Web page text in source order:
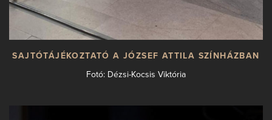
SAJTÓTÁJÉKOZTATÓ A JÓZSEF ATTILA SZÍNHÁZBAN
Fotó: Dézsi-Kocsis Viktória